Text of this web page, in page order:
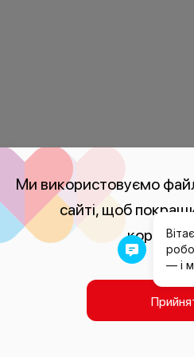
Ми використовуємо
сайті, щоб